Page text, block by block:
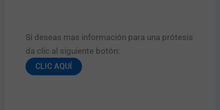
Si deseas mas información para una prótesis
da clic al siguiente botón:​
CLIC AQUÍ